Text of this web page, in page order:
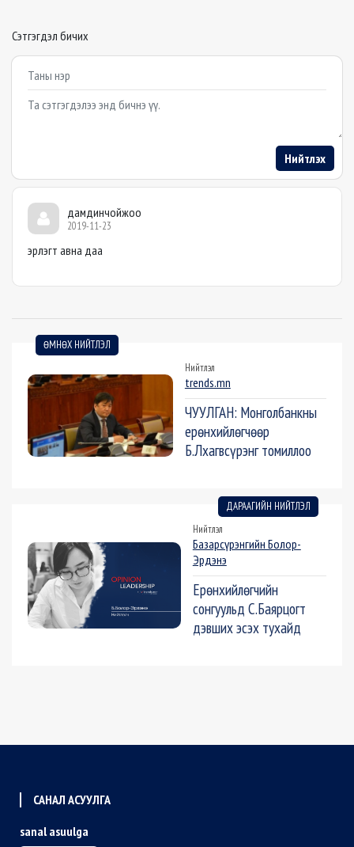
Сэтгэгдэл бичих
Example textarea
Нийтлэх
дамдинчойжоо
2019-11-23
эрлэгт авна даа
ӨМНӨХ НИЙТЛЭЛ
Нийтлэл
trends.mn
ЧУУЛГАН: Монголбанкны
ерөнхийлөгчөөр
Б.Лхагвсүрэнг томиллоо
ДАРААГИЙН НИЙТЛЭЛ
Нийтлэл
Базарсүрэнгийн Болор-
Эрдэнэ
Ерөнхийлөгчийн
сонгуульд С.Баярцогт
дэвших эсэх тухайд
САНАЛ АСУУЛГА
sanal asuulga